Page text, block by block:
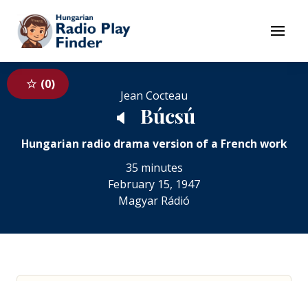
To contents
Menu
0
Jean Cocteau
🔈 Búcsú
Hungarian radio drama version of a French work
35 minutes
February 15, 1947
Magyar Rádió